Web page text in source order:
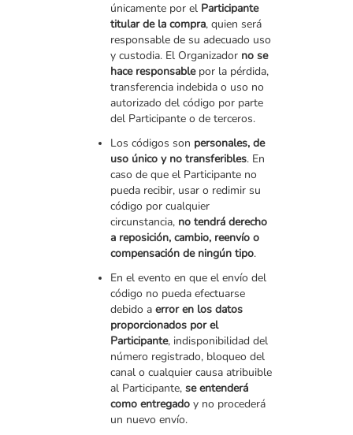
únicamente por el Participante
titular de la compra, quien será
responsable de su adecuado uso
y custodia. El Organizador no se
hace responsablepor la pérdida,
transferencia indebida o uso no
autorizado del código por parte
del Participante o de terceros.
Los códigos son personales, de
uso único y no transferibles. En
caso de que el Participante no
pueda recibir, usar o redimir su
código por cualquier
circunstancia, no tendrá derecho
a reposición, cambio, reenvío o
compensación de ningún tipo.
En el evento en que el envío del
código no pueda efectuarse
debido a error en los datos
proporcionados por el
Participante, indisponibilidad del
número registrado, bloqueo del
canal o cualquier causa atribuible
al Participante, se entenderá
como entregado y no procederá
un nuevo envío.